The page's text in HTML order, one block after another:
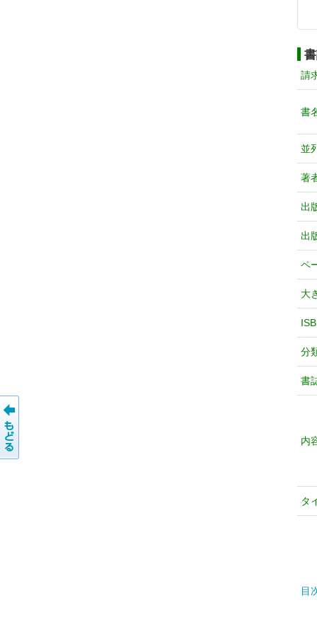
請
書
並
著
出
出
ペ
大
分
書
内
タ
目